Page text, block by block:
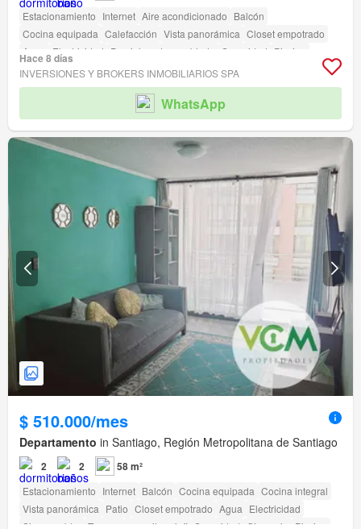
Estacionamiento Internet Aire acondicionado Balcón
Cocina equipada Calefacción Vista panorámica Closet empotrado
Agua
Electricidad Parcialmente amoblado Seguridad Piscina
Área para niños Ascensor Conserje Parilla
Caseta de vigilancia
Acceso para personas con discapacidad
Hace 8 días
INVERSIONES Y BROKERS INMOBILIARIOS SPA
WhatsApp
$ 510.000/mes
Departamento in Santiago, Región Metropolitana de Santiago
2 2 58 m²
Estacionamiento Internet Balcón Cocina equipada Cocina integral
Vista panorámica Patio Closet empotrado Agua Electricidad